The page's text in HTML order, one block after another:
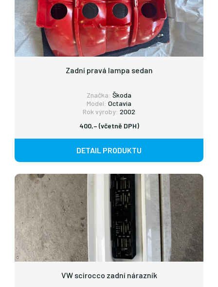
Zadní pravá lampa sedan
Značka: Škoda
Model: Octavia
Rok výroby: 2002
400,– (včetně DPH)
DETAIL PRODUKTU
VW scirocco zadní nárazník